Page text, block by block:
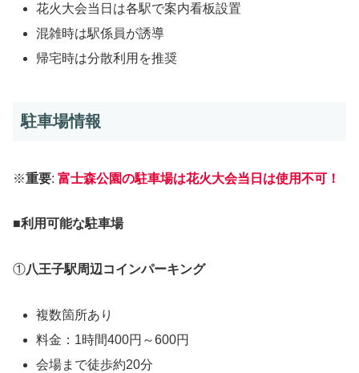
花火大会当日は各駅で案内看板設置
混雑時は駅係員が誘導
帰宅時は分散利用を推奨
駐車場情報
※重要: 富士森公園の駐車場は花火大会当日は使用不可！
■利用可能な駐車場
①八王子駅周辺コインパーキング
複数箇所あり
料金：1時間400円～600円
会場まで徒歩約20分